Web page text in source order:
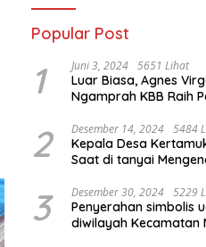
Popular Post
1 Juni 3, 2024 5651 Lihat
Luar Biasa, Agnes
Ngamprah KBB Raih
Nasional 5 Camat
2 Desember 14, 2024 5484
Kepala Desa
Saat di tanyai
3 Desember 30, 2024 5229
Penyerahan simbolis
diwilayah Kecamatan